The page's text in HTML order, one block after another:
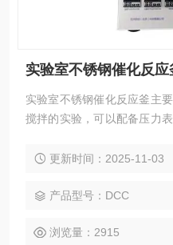
实验室不锈钢催化反应
实验室不锈钢催化反应釜主
搅拌的实验，可以配备压力
更新时间：2025-11-03
产品型号：DCC
浏览量：2915